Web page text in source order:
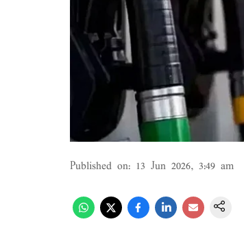
Published on: 13 Jun 2026, 3:49 am